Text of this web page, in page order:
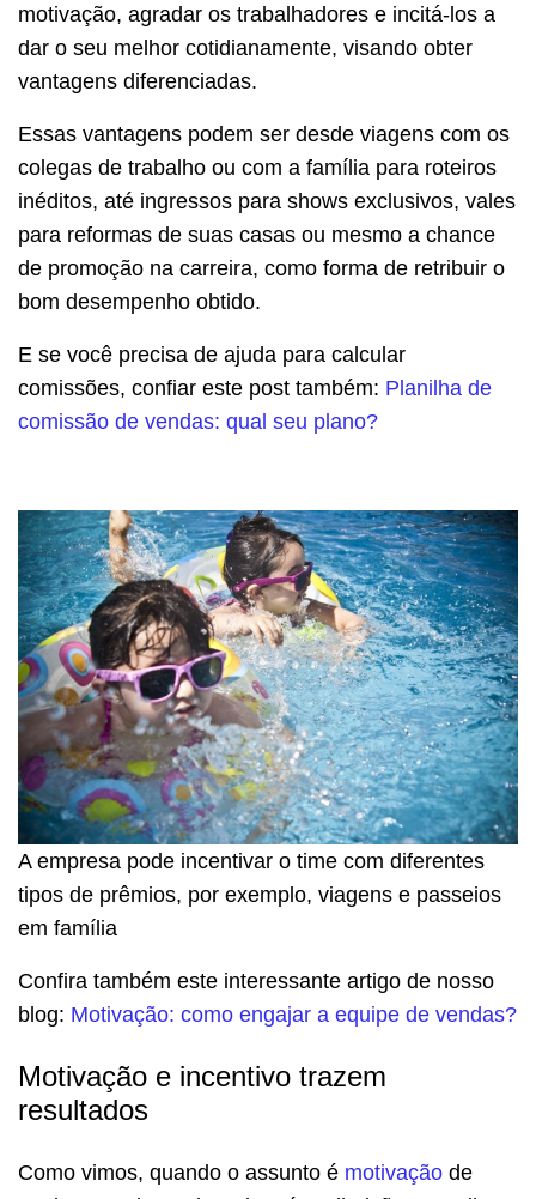
motivação, agradar os trabalhadores e incitá-los a
dar o seu melhor cotidianamente, visando obter
vantagens diferenciadas.
Essas vantagens podem ser desde viagens com os
colegas de trabalho ou com a família para roteiros
inéditos, até ingressos para shows exclusivos, vales
para reformas de suas casas ou mesmo a chance
de promoção na carreira, como forma de retribuir o
bom desempenho obtido.
E se você precisa de ajuda para calcular
comissões, confiar este post também: Planilha de
comissão de vendas: qual seu plano?
A empresa pode incentivar o time com diferentes
tipos de prêmios, por exemplo, viagens e passeios
em família
Confira também este interessante artigo de nosso
blog: Motivação: como engajar a equipe de vendas?
Motivação e incentivo trazem
resultados
Como vimos, quando o assunto é motivação de